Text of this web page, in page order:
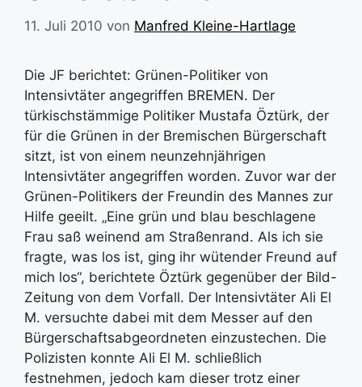
11. Juli 2010 von Manfred Kleine-Hartlage
Die JF berichtet: Grünen-Politiker von
Intensivtäter angegriffen BREMEN. Der
türkischstämmige Politiker Mustafa Öztürk, der
für die Grünen in der Bremischen Bürgerschaft
sitzt, ist von einem neunzehnjährigen
Intensivtäter angegriffen worden. Zuvor war der
Grünen-Politikers der Freundin des Mannes zur
Hilfe geeilt. „Eine grün und blau beschlagene
Frau saß weinend am Straßenrand. Als ich sie
fragte, was los ist, ging ihr wütender Freund auf
mich los“, berichtete Öztürk gegenüber der Bild-
Zeitung von dem Vorfall. Der Intensivtäter Ali El
M. versuchte dabei mit dem Messer auf den
Bürgerschaftsabgeordneten einzustechen. Die
Polizisten konnte Ali El M. schließlich
festnehmen, jedoch kam dieser trotz einer